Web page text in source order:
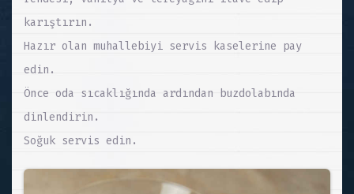
karıştırın.
Hazır olan muhallebiyi servis kaselerine pay
edin.
Önce oda sıcaklığında ardından buzdolabında
dinlendirin.
Soğuk servis edin.